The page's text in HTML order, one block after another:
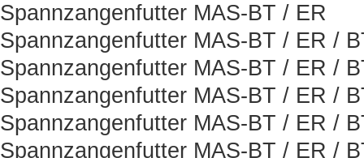
Spannzangenfutter MAS-BT / ER
Spannzangenfutter MAS-BT / ER /
Spannzangenfutter MAS-BT / ER /
Spannzangenfutter MAS-BT / ER /
Spannzangenfutter MAS-BT / ER /
Spannzangenfutter MAS-BT / ER /